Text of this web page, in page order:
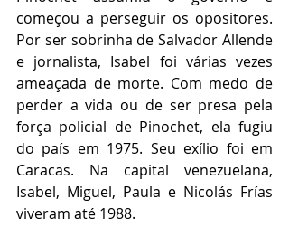
começou a perseguir os opositores.
Por ser sobrinha de Salvador Allende
e jornalista, Isabel foi várias vezes
ameaçada de morte. Com medo de
perder a vida ou de ser presa pela
força policial de Pinochet, ela fugiu
do país em 1975. Seu exílio foi em
Caracas. Na capital venezuelana,
Isabel, Miguel, Paula e Nicolás Frías
viveram até 1988.